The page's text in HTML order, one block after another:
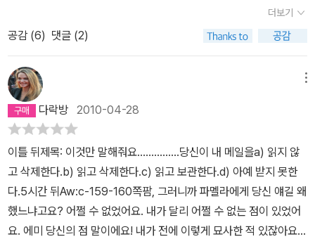
모험을 허락하는군요.(150)˝당신의 남편에게서 당신의 그 무엇도 빼
앗고 싶지 않았어요.˝라고요? 이 보세요. 레오, 나는 당신의 바로 이
런 지독히 보수적인 언사가 몹시 거슬려요. 왜 이런 말로 나를 깎아내
리는 거예요? 나는 누구에게 속한, 그래서 다른 사람의 재산목록에
편입되어서는 안 되는 그런 물건이 아니에요. 레오, 나의 주인은 나지
다른 누구도 아니에요. 당신은 누구에게서도 나를 ‘빼앗을‘ 수 없고,
세상의 어느 남편도 나를 ‘가질‘ 수 없어요. 나를 갖는 사람도, 나를 빼
앗는 사람도 오로지 나뿐이에요. (216)왜 당신에게 메일을 쓰느냐고
요? 그럴 마음이 내켜서요. 그리고 일곱 번째 파도를 말없이 기다리
고 싶지 않아서요. 이곳 사람들은 무척이나 거칠고 고집스러운 일곱
번째 파도가 있다고들 해요. 처음 여섯 번의 파도는 예측할 수 있고 크
기가 엇비슷하대요. 연이어 이는 여섯 번의 파도는 깜짝 놀랄 만한 일
담는 것보다 모니터를 사이에 둔그들의 말 아니 글은 더욱 예민하고
섬세하고 그래서 더욱 위험하고예리했다.그들의 언어를 따라가며 점
점 그들의 '감정'에 빠져들어갔다. 나는 그들이 되어 때로는 애틋하게
때로는 질투심에 불타 때로는 간절하게 서로를 그리워했다. 그러나
그것은 환상이었다. 에미의 12년 된 내부 세계 동반자 베른하르트가
말하듯 실체가 없는 환상, 뼈와 살이 있고 흠이 많은 실체가 아닌, 글
자 뒤에 숨어있는 환상이었기 때문에, 모든 건 완벽해 보였다. 감정은,
사랑은, 미움은 과연 어디서 생겨날까. 말,말,말. 글,글,글. 허망하기
짝이 없는 - 그걸 알면서도 매달리게 되는 - 그것들로 짓는 사상누각
에 그들의 감정이 실리고 눈을 뜨면 한 순간 날아가버릴 수 있는 한 줌
바람같은 그것에 감정은 점차 더 고조되고 때로는 추락하고, 막연했
던 것들이 소소해지고 구체화 되었다. 처음엔 잘 알지 못했고 예견할
화 속에 지루함을 몰랐다. 두번째 만남에서 나의 환상이 깨졌다. 온라
인 상에서의 그 이미지로만 남겨둘 것을... 하는 뒤늦은 후회. 덕분에
다른 것이고, 그 사람과 나와의 인연의 문제지 그게 '온라인'과 '오프
라인'만의 문제는 아닐 것이다. 실제로 온라인에서 만나서 결혼해서
예쁜 아이들의 부모가 되어 잘 살고 있는 내 친구도 있으니까.레오와
에미의 만남이 드디어 이뤄진다. 그것도 꽤 빈번하게. 만남 자체가 이
들에게 어떤 극적인 매개체가 되어주진 못했다. 만나고 나서 더 가까
워졌다든가, 더 멀어졌다든가 하지 않는다. 어찌 됐든 두 사람은 서로
를 떠날 마음이 없었다는 걸 자꾸 확인시켜준다. 그걸 인정하는 것도
엄청 돌아돌아갔지만....앞 이야기에서도 그랬듯이 이번에도 '베른하
르트'가 중요한 변수로 작용했다.그에게는 불행하게도.에미가 자꾸만
이것저것 요것저것 할 거 다했다. 흥. 흥!독자들의 열렬한 요청에 부합
했을 테지만 역시나 나는 해피엔딩을 안 좋아하는 부류라는 것만 확
인했다. 이 좋은 더위에 한정된 시간에 견디는 독서는 하지 말아야지.
(사실 짜증내면서도 궁금하긴 했다. 얘들 그래서 어쩔건데? 하면서.)
정말 좋은 거만 골라보라구. 그러니 원래 그랬던 대로 대놓고 연애소
설, 대놓고 달달이는 아웃, 그래놓고 또 더 후진 책 기웃댈 것 같긴 하
다. 에이 뭐 아무거나 보면 또 어때. 명작 고전 과학책 이런 건 또 보면
뭔말인지 모를 거면서 알아듣는 걸 읽는 게 낫지. 이렇게 오락가락 자
아분열을 거듭중이다.
더보기
공감 (6) 댓글 (2)
다락방 2010-04-28
이틀 뒤제목: 이것만 말해줘요...............당신이 내 메일을a) 읽지 않
고 삭제한다.b) 읽고 삭제한다.c) 읽고 보관한다.d) 아예 받지 못한
다.5시간 뒤Aw:c-159-160쪽팜, 그러니까 파멜라에게 당신 얘길 왜
했느냐고요? 어쩔 수 없었어요. 내가 달리 어쩔 수 없는 점이 있었어
요. 에미 당신의 점 말이에요! 내가 전에 이렇게 묘사한 적 있잖아요.